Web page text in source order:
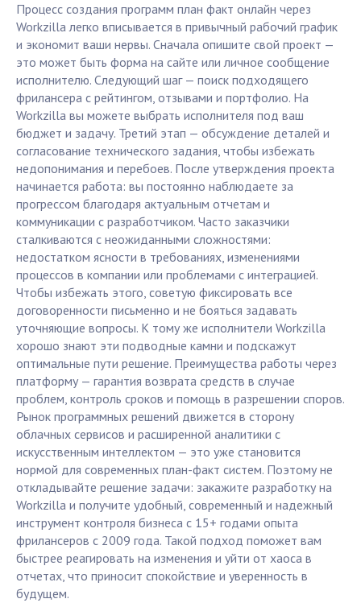
Процесс создания программ план факт онлайн через
Workzilla легко вписывается в привычный рабочий график
и экономит ваши нервы. Сначала опишите свой проект —
это может быть форма на сайте или личное сообщение
исполнителю. Следующий шаг — поиск подходящего
фрилансера с рейтингом, отзывами и портфолио. На
Workzilla вы можете выбрать исполнителя под ваш
бюджет и задачу. Третий этап — обсуждение деталей и
согласование технического задания, чтобы избежать
недопонимания и перебоев. После утверждения проекта
начинается работа: вы постоянно наблюдаете за
прогрессом благодаря актуальным отчетам и
коммуникации с разработчиком. Часто заказчики
сталкиваются с неожиданными сложностями:
недостатком ясности в требованиях, изменениями
процессов в компании или проблемами с интеграцией.
Чтобы избежать этого, советую фиксировать все
договоренности письменно и не бояться задавать
уточняющие вопросы. К тому же исполнители Workzilla
хорошо знают эти подводные камни и подскажут
оптимальные пути решение. Преимущества работы через
платформу — гарантия возврата средств в случае
проблем, контроль сроков и помощь в разрешении споров.
Рынок программных решений движется в сторону
облачных сервисов и расширенной аналитики с
искусственным интеллектом — это уже становится
нормой для современных план-факт систем. Поэтому не
откладывайте решение задачи: закажите разработку на
Workzilla и получите удобный, современный и надежный
инструмент контроля бизнеса с 15+ годами опыта
фрилансеров с 2009 года. Такой подход поможет вам
быстрее реагировать на изменения и уйти от хаоса в
отчетах, что приносит спокойствие и уверенность в
будущем.